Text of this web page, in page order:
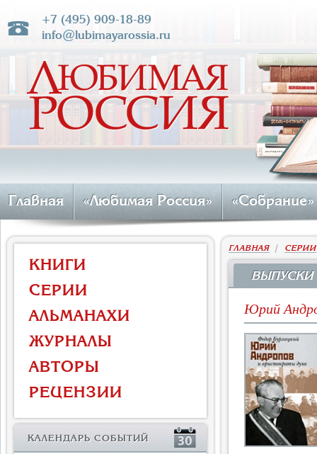
+7 (495) 909-18-89
info@lubimayarossia.ru
Главная «Любимая Россия» «Собрание»
КНИГИ
СЕРИИ
АЛЬМАНАХИ
ЖУРНАЛЫ
АВТОРЫ
РЕЦЕНЗИИ
КАЛЕНДАРЬ СОБЫТИЙ
Власть и церковь
Противостояние во время
массового голода
История и историческая
исторической мысли
ГЛАВНАЯ| СЕРИИ
ВЫПУСКИ
Юрий